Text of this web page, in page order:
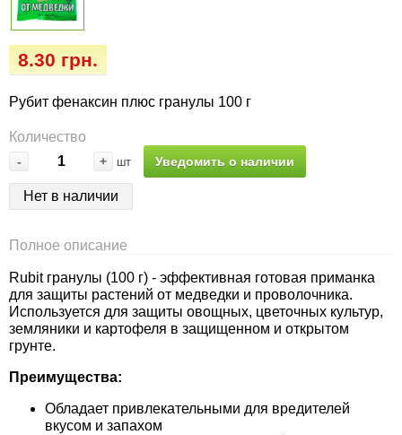
8.30 грн.
Рубит фенаксин плюс гранулы 100 г
Количество
- + шт Уведомить о наличии
Нет в наличии
Полное описание
Rubit гранулы (100 г) - эффективная готовая приманка
для защиты растений от медведки и проволочника.
Используется для защиты овощных, цветочных культур,
земляники и картофеля в защищенном и открытом
грунте.
Преимущества:
Обладает привлекательными для вредителей
вкусом и запахом
Семена перца
Семена пряных трав
Семена редиса
Семена салата
Семена свеклы
Семена сидератов
Удобрения «Сударушка», «Рязаночка»
Удобрения «Чистый лист» кристаллические
Удобрения «Чистый лист» кристаллические
Удобрения «Чистый лист» в палочках
Удобрения «Чистый лист» Успех
Опрыскиватели
Перчатки
Тенты
Средства защиты от тараканов, прусаков,
клопов, блох, домашних и садовых муравьев
Средства защиты от комаров, москитов,
Средства защиты от мух